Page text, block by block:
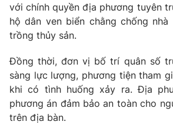
Tư vấn
Chuyên mục khác
Emagazine Podcast
Photo
Video
với chính quyền địa phương tuyên
hộ dân ven biển chằng chống
trồng thủy sản.
Đồng thời, đơn vị bố trí quân số
sàng lực lượng, phương tiện tham
khi có tình huống xảy ra. Địa
phương án đảm bảo an toàn cho
trên địa bàn.